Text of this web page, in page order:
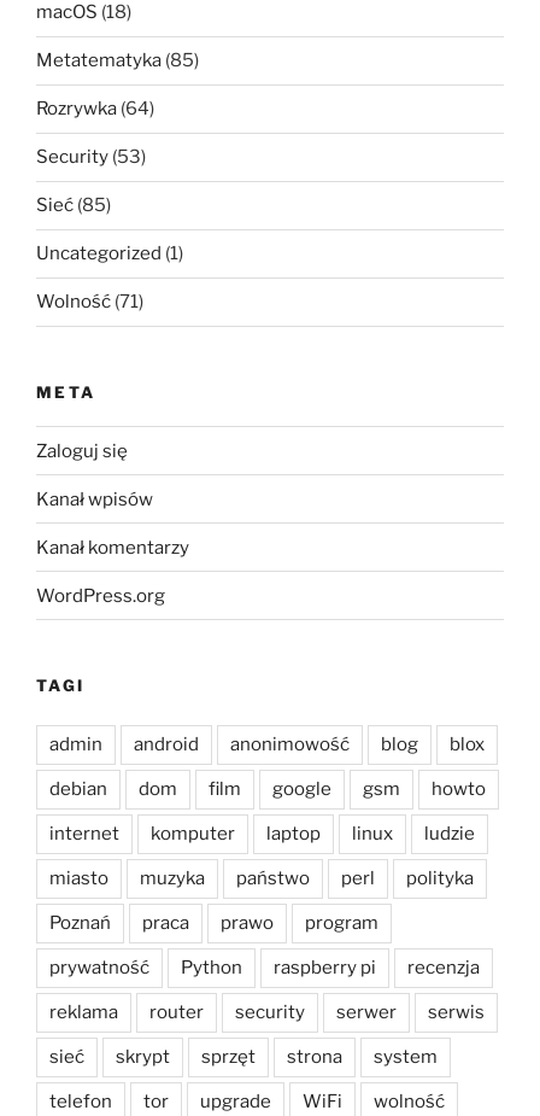
macOS (18)
Metatematyka (85)
Rozrywka (64)
Security (53)
Sieć (85)
Uncategorized (1)
Wolność (71)
META
Zaloguj się
Kanał wpisów
Kanał komentarzy
WordPress.org
TAGI
admin android anonimowość blog blox
debian dom film google gsm howto
internet komputer laptop linux ludzie
miasto muzyka państwo perl polityka
Poznań praca prawo program
prywatność Python raspberry pi recenzja
reklama router security serwer serwis
sieć skrypt sprzęt strona system
telefon tor upgrade WiFi wolność